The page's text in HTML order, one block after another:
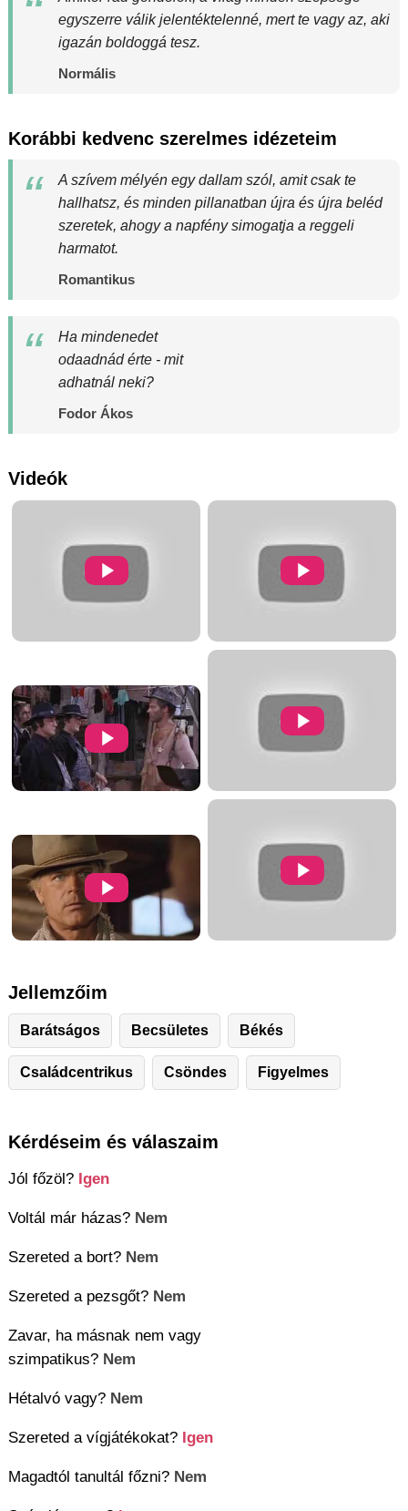
egyszerre válik jelentéktelenné, mert te vagy az, aki
igazán boldoggá tesz.
Normális
Korábbi kedvenc szerelmes idézeteim
A szívem mélyén egy dallam szól, amit csak te
hallhatsz, és minden pillanatban újra és újra beléd
szeretek, ahogy a napfény simogatja a reggeli
harmatot.
Romantikus
Ha mindenedet
odaadnád érte - mit
adhatnál neki?
Fodor Ákos
Videók
Jellemzőim
Barátságos Becsületes Békés
Családcentrikus Csöndes Figyelmes
Kérdéseim és válaszaim
Jól főzöl? Igen
Voltál már házas? Nem
Szereted a bort? Nem
Szereted a pezsgőt? Nem
Zavar, ha másnak nem vagy
szimpatikus? Nem
Hétalvó vagy? Nem
Szereted a vígjátékokat? Igen
Magadtól tanultál főzni? Nem